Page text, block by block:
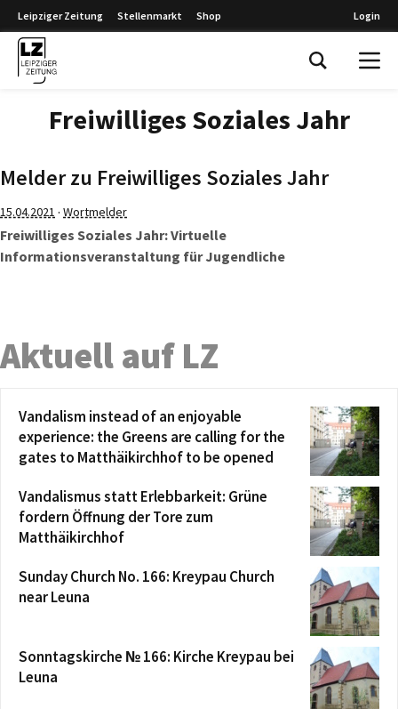
Leipziger Zeitung Stellenmarkt Shop Login
Freiwilliges Soziales Jahr
Melder zu Freiwilliges Soziales Jahr
15.04.2021 · Wortmelder
Freiwilliges Soziales Jahr: Virtuelle
Informationsveranstaltung für Jugendliche
Aktuell auf LZ
Vandalism instead of an enjoyable
experience: the Greens are calling for the
gates to Matthäikirchhof to be opened
Vandalismus statt Erlebbarkeit: Grüne
fordern Öffnung der Tore zum
Matthäikirchhof
Sunday Church No. 166: Kreypau Church
near Leuna
Sonntagskirche № 166: Kirche Kreypau bei
Leuna